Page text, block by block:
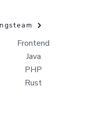
Frontend
Java
PHP
Rust